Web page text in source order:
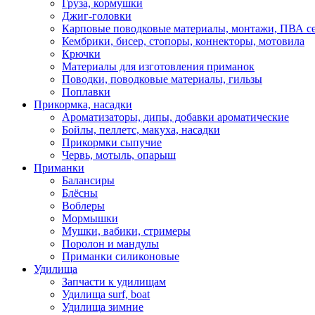
Груза, кормушки
Джиг-головки
Карповые поводковые материалы, монтажи, ПВА
Кембрики, бисер, стопоры, коннекторы, мотовила
Крючки
Материалы для изготовления приманок
Поводки, поводковые материалы, гильзы
Поплавки
Прикормка, насадки
Ароматизаторы, дипы, добавки ароматические
Бойлы, пеллетс, макуха, насадки
Прикормки сыпучие
Червь, мотыль, опарыш
Приманки
Балансиры
Блёсны
Воблеры
Мормышки
Мушки, вабики, стримеры
Поролон и мандулы
Приманки силиконовые
Удилища
Запчасти к удилищам
Удилища surf, boat
Удилища зимние